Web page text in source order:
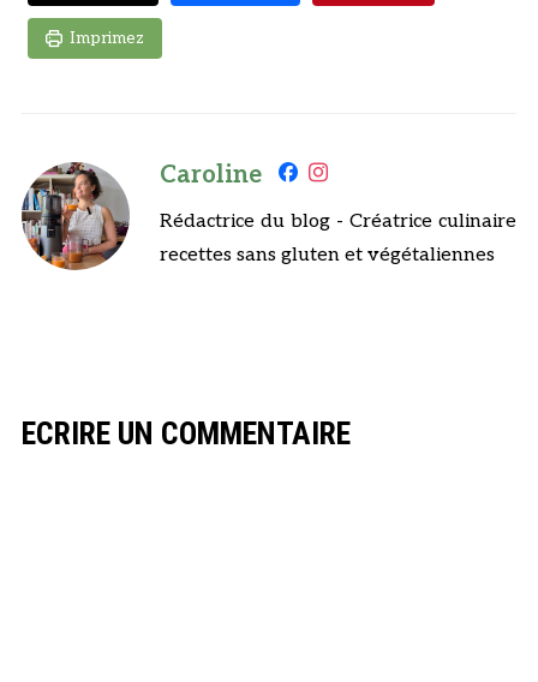
Imprimez
Caroline
Rédactrice du blog - Créatrice culinaire
recettes sans gluten et végétaliennes
ECRIRE UN COMMENTAIRE